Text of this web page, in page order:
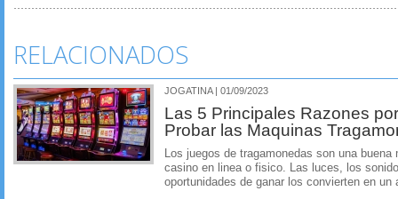
RELACIONADOS
JOGATINA | 01/09/2023
Las 5 Principales Razones
Probar las Maquinas
Los juegos de tragamonedas son una
casino en linea o fisico. Las luces, los
oportunidades de ganar los convierten en un